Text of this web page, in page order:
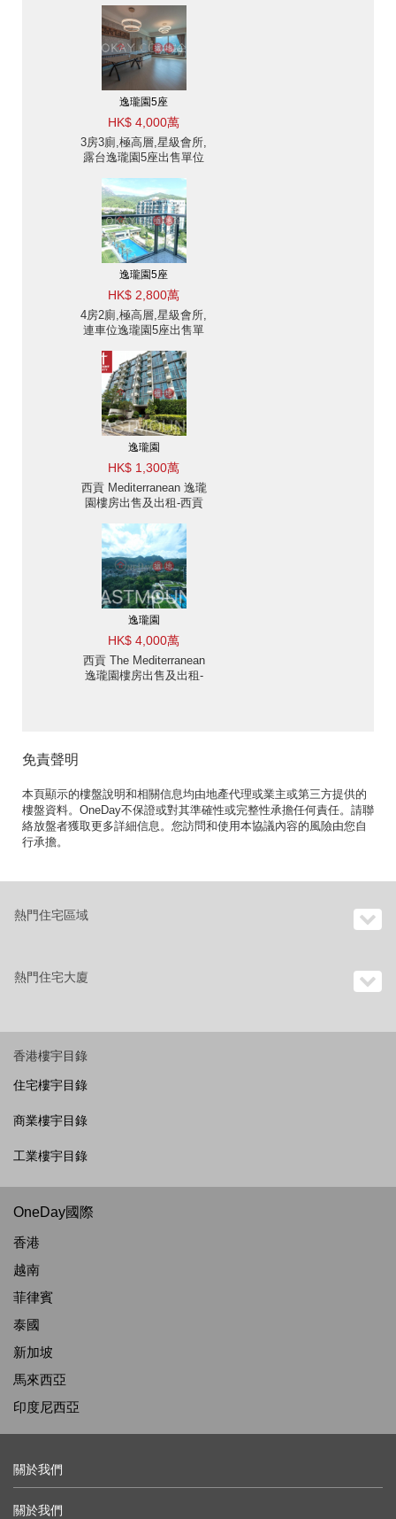
逸瓏園5座
HK$ 4,000萬
3房3廁,極高層,星級會所,
露台逸瓏園5座出售單位
逸瓏園5座
HK$ 2,800萬
4房2廁,極高層,星級會所,
連車位逸瓏園5座出售單
逸瓏園
HK$ 1,300萬
西貢 Mediterranean 逸瓏
園樓房出售及出租-西貢
中心| 物業 ID: 2137逸瓏
園出售單位
逸瓏園
HK$ 4,000萬
西貢 The Mediterranean
逸瓏園樓房出售及出租-
免責聲明
本頁顯示的樓盤說明和相關信息均由地產代理或業主或第三方提供的
樓盤資料。OneDay不保證或對其準確性或完整性承擔任何責任。請聯
絡放盤者獲取更多詳細信息。您訪問和使用本協議內容的風險由您自
行承擔。
熱門住宅區域
熱門住宅大廈
香港樓宇目錄
住宅樓宇目錄
商業樓宇目錄
工業樓宇目錄
OneDay國際
香港
越南
菲律賓
泰國
新加坡
馬來西亞
印度尼西亞
關於我們
關於我們